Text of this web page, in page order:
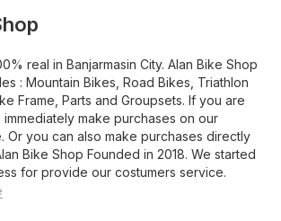
real in Banjarmasin City. Alan Bike Shop
: Mountain Bikes, Road Bikes, Triathlon
Frame, Parts and Groupsets. If you are
make purchases on our
Or you can also make purchases directly
Bike Shop Founded in 2018. We started
for provide our costumers service.